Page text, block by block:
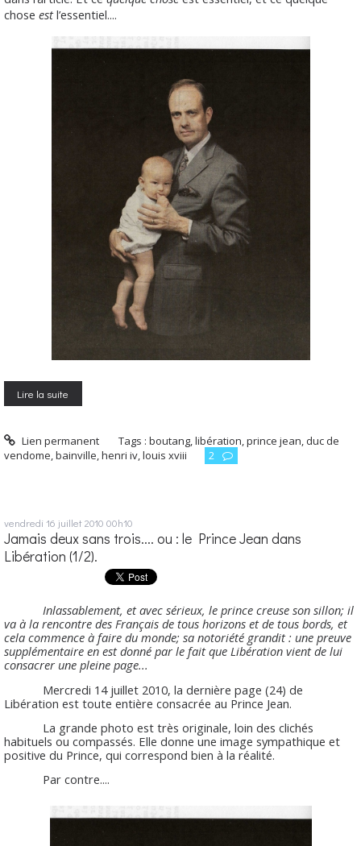
chose estl’essentiel....
Lire la suite
Lien permanent Tags :boutang,libération,prince jean, duc de
vendome,bainville,henri iv,louis xviii 2
vendredi 16 juillet 2010 00h10
Jamais deux sans trois.... ou : le Prince Jean dans
Libération (1/2).
Inlassablement, et avec sérieux, le prince creuse son sillon; il
va à la rencontre des Français de tous horizons et de tous bords, et
cela commence à faire du monde; sa notoriété grandit : une preuve
supplémentaire en est donné par le fait que Libération vient de lui
consacrer une pleine page...
Mercredi 14 juillet 2010, la dernière page (24) de
Libération est toute entière consacrée au Prince Jean.
La grande photo est très originale, loin des clichés
habituels ou compassés. Elle donne une image sympathique et
positive du Prince, qui correspond bien à la réalité.
Par contre....